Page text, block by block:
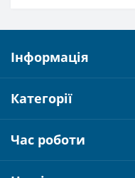
Інформація
Категорії
Час роботи